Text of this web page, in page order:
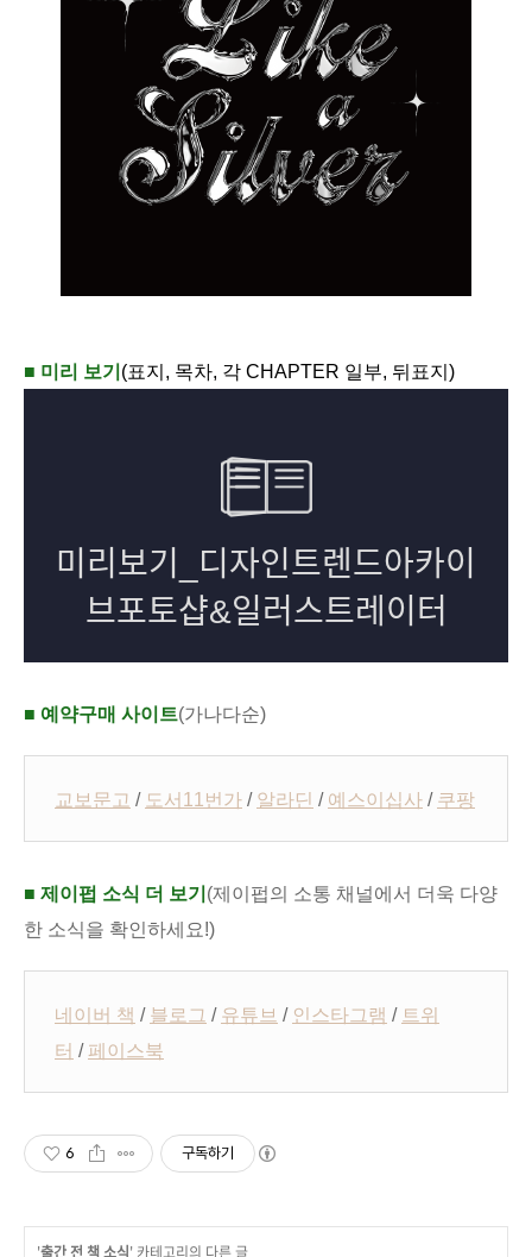
■ 미리 보기 (표지, 목차, 각 CHAPTER 일부, 뒤표지)
■ 예약구매 사이트(가나다순)
교보문고 / 도서11번가 / 알라딘 / 예스이십사 / 쿠팡
■ 제이펍 소식 더 보기 (제이펍의 소통 채널에서 더욱 다양
한 소식을 확인하세요!)
네이버 책 / 블로그 / 유튜브 / 인스타그램 / 트위
터 /페이스북
6 구독하기
'출간 전 책 소식' 카테고리의 다른 글